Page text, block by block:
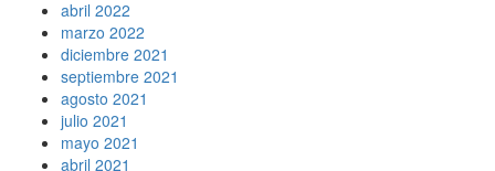
abril 2022
marzo 2022
diciembre 2021
septiembre 2021
agosto 2021
julio 2021
mayo 2021
abril 2021